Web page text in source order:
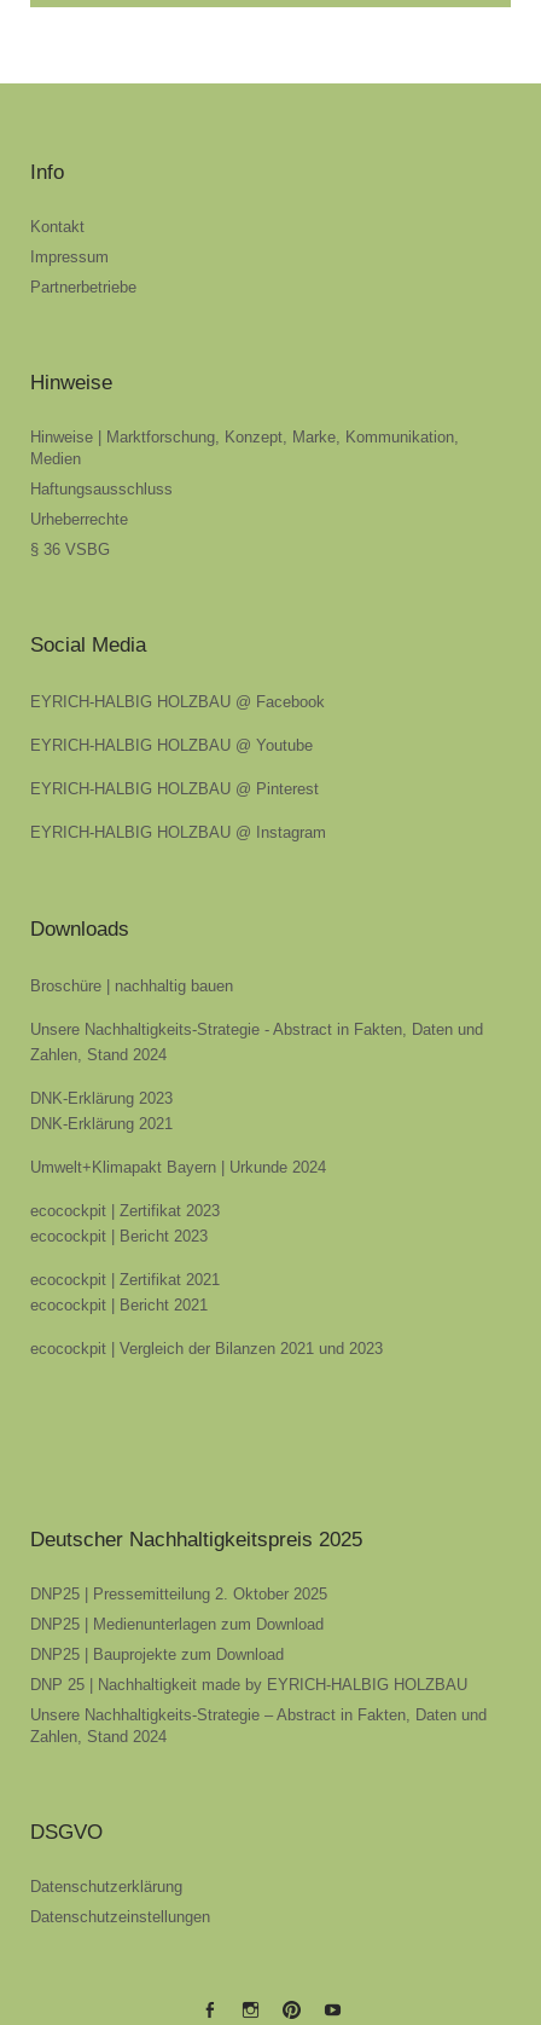
Info
Kontakt
Impressum
Partnerbetriebe
Hinweise
Hinweise | Marktforschung, Konzept, Marke, Kommunikation,
Medien
Haftungsausschluss
Urheberrechte
§ 36 VSBG
Social Media
EYRICH-HALBIG HOLZBAU @ Facebook
EYRICH-HALBIG HOLZBAU @ Youtube
EYRICH-HALBIG HOLZBAU @ Pinterest
EYRICH-HALBIG HOLZBAU @ Instagram
Downloads
Broschüre | nachhaltig bauen
Unsere Nachhaltigkeits-Strategie - Abstract in Fakten, Daten und
Zahlen, Stand 2024
DNK-Erklärung 2023
DNK-Erklärung 2021
Umwelt+Klimapakt Bayern | Urkunde 2024
ecocockpit | Zertifikat 2023
ecocockpit | Bericht 2023
ecocockpit | Zertifikat 2021
ecocockpit | Bericht 2021
ecocockpit | Vergleich der Bilanzen 2021 und 2023
Deutscher Nachhaltigkeitspreis 2025
DNP25 | Pressemitteilung 2. Oktober 2025
DNP25 | Medienunterlagen zum Download
DNP25 | Bauprojekte zum Download
DNP 25 | Nachhaltigkeit made by EYRICH-HALBIG HOLZBAU
Unsere Nachhaltigkeits-Strategie – Abstract in Fakten, Daten und
Zahlen, Stand 2024
DSGVO
Datenschutzerklärung
Datenschutzeinstellungen